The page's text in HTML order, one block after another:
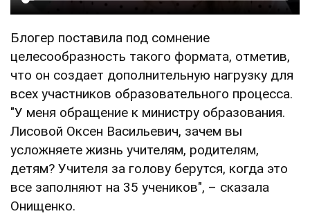
Блогер поставила под сомнение
целесообразность такого формата, отметив,
что он создает дополнительную нагрузку для
всех участников образовательного процесса.
"У меня обращение к министру образования.
Лисовой Оксен Васильевич, зачем вы
усложняете жизнь учителям, родителям,
детям? Учителя за голову берутся, когда это
все заполняют на 35 учеников", – сказала
Онищенко.